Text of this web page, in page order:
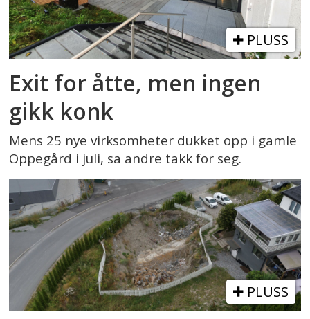
PLUSS
Exit for åtte, men ingen
gikk konk
Mens 25 nye virksomheter dukket opp i gamle
Oppegård i juli, sa andre takk for seg.
PLUSS